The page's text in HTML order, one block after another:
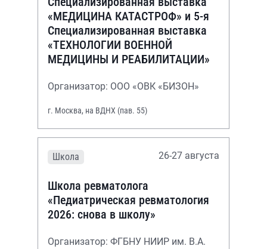
«МЕДИЦИНА КАТАСТРОФ» и 5-я
Специализированная выставка
«ТЕХНОЛОГИИ ВОЕННОЙ
МЕДИЦИНЫ И РЕАБИЛИТАЦИИ»
Организатор: ООО «ОВК «БИЗОН»
г. Москва, на ВДНХ (пав. 55)
Школа 26-27 августа
Школа ревматолога
«Педиатрическая ревматология
2026: снова в школу»
Организатор: ФГБНУ НИИР им. В.А.